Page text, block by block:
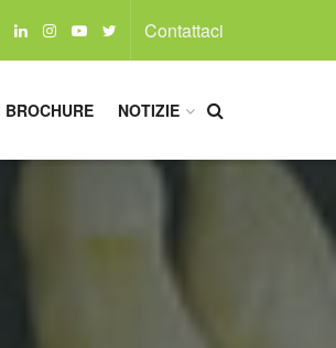
Contattaci
BROCHURE NOTIZIE